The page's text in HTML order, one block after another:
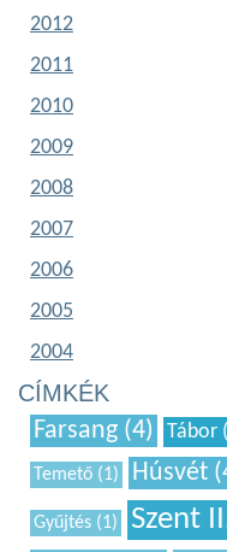
2012
2011
2010
2009
2008
2007
2006
2005
2004
CÍMKÉK
Farsang (4) Tábor
Temető (1) Húsvét
Gyűjtés (1) Szent